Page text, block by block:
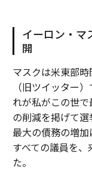
イーロン・マ
開
マスクは米東部
（旧ツイッター
れが私がこの世
の削減を掲げて
最大の債務の増
すべての議員を
た。